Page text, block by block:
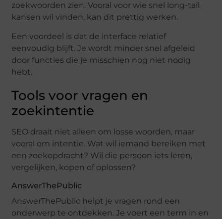
zoekwoorden zien. Vooral voor wie snel long-tail
kansen wil vinden, kan dit prettig werken.
Een voordeel is dat de interface relatief
eenvoudig blijft. Je wordt minder snel afgeleid
door functies die je misschien nog niet nodig
hebt.
Tools voor vragen en
zoekintentie
SEO draait niet alleen om losse woorden, maar
vooral om intentie. Wat wil iemand bereiken met
een zoekopdracht? Wil die persoon iets leren,
vergelijken, kopen of oplossen?
AnswerThePublic
AnswerThePublic helpt je vragen rond een
onderwerp te ontdekken. Je voert een term in en